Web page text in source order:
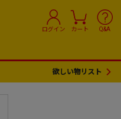
ログイン カート Q&A
欲しい物リスト